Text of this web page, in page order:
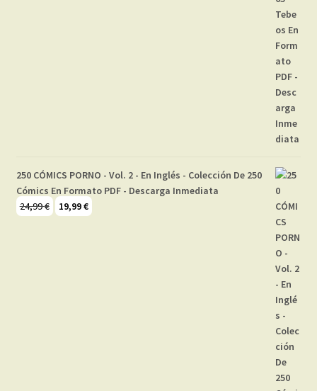
250 CÓMICS PORNO - Vol. 2 - En Inglés - Colección De 250
Cómics En Formato PDF - Descarga Inmediata
24,99€
El19,99€